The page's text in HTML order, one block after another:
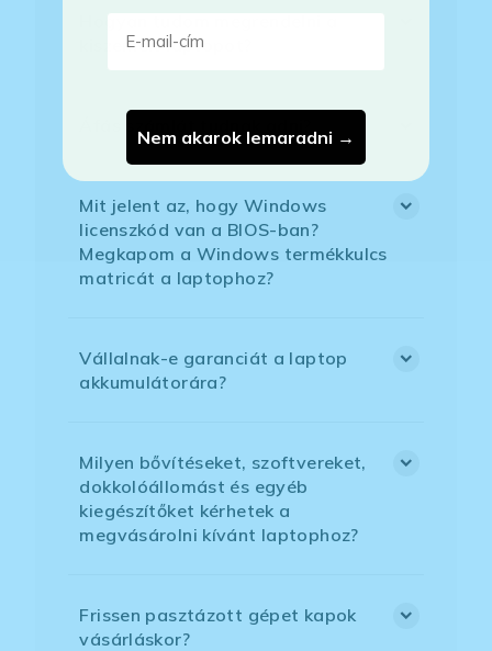
kiszemelt laptopot?
Mit jelent az, hogy Windows
licenszkód van a BIOS-ban?
Megkapom a Windows termékkulcs
matricát a laptophoz?
Vállalnak-e garanciát a laptop
akkumulátorára?
Milyen bővítéseket, szoftvereket,
dokkolóállomást és egyéb
kiegészítőket kérhetek a
megvásárolni kívánt laptophoz?
Frissen pasztázott gépet kapok
vásárláskor?
Nem akarok lemaradni →